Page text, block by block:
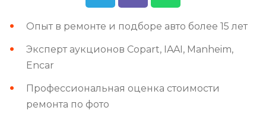
Опыт в ремонте и подборе авто более 15 лет
Эксперт аукционов Copart, IAAI, Manheim,
Encar
Профессиональная оценка стоимости
ремонта по фото